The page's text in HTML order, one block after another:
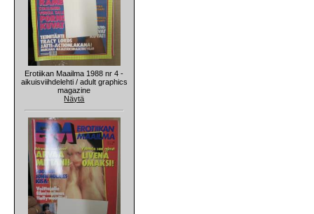
Erotiikan Maailma 1988 nr 4 -
aikuisviihdelehti / adult graphics
magazine
Näytä